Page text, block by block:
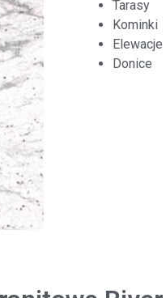
Tarasy
Kominki
Elewacje
Donice